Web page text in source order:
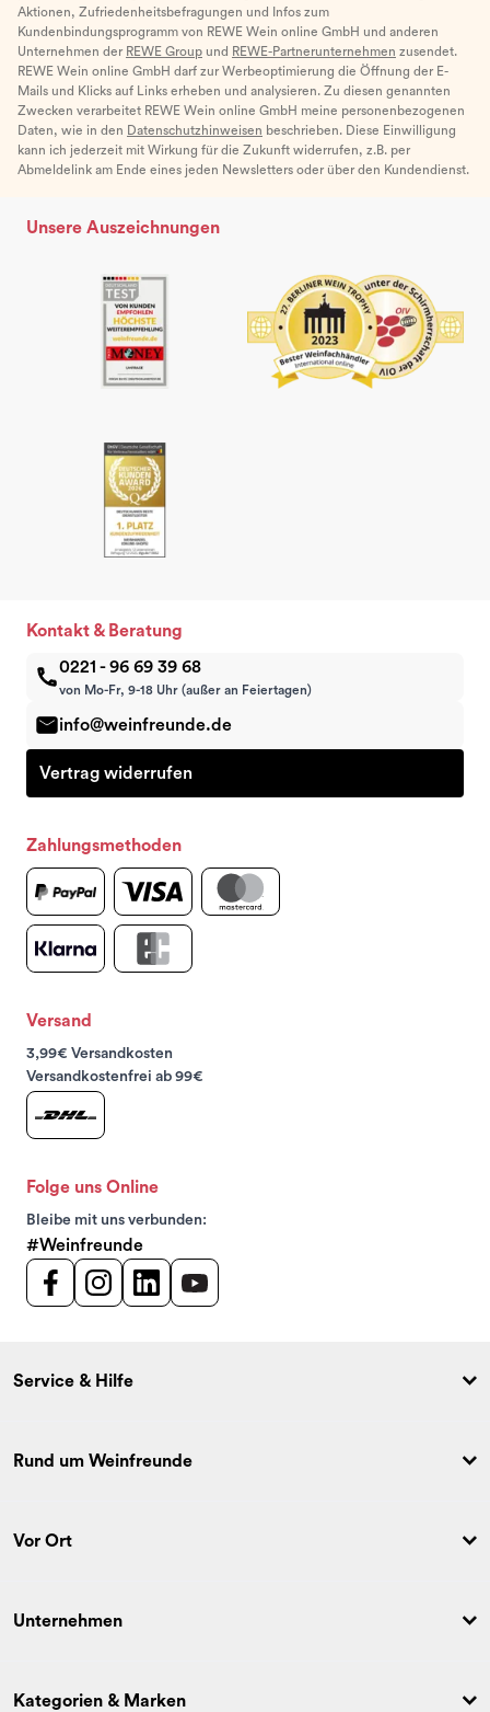
Aktionen, Zufriedenheitsbefragungen und Infos zum
Kundenbindungsprogramm von REWE Wein online GmbH und anderen
Unternehmen der REWE Group und REWE-Partnerunternehmen zusendet.
REWE Wein online GmbH darf zur Werbeoptimierung die Öffnung der E-
Mails und Klicks auf Links erheben und analysieren. Zu diesen genannten
Zwecken verarbeitet REWE Wein online GmbH meine personenbezogenen
Daten, wie in den Datenschutzhinweisen beschrieben. Diese Einwilligung
kann ich jederzeit mit Wirkung für die Zukunft widerrufen, z.B. per
Abmeldelink am Ende eines jeden Newsletters oder über den Kundendienst.
Unsere Auszeichnungen
Kontakt & Beratung
0221 - 96 69 39 68
von Mo-Fr, 9-18 Uhr (außer an Feiertagen)
info@weinfreunde.de
Vertrag widerrufen
Zahlungsmethoden
Versand
3,99€ Versandkosten
Versandkostenfrei ab 99€
Folge uns Online
Bleibe mit uns verbunden:
#Weinfreunde
Service & Hilfe
Rund um Weinfreunde
Vor Ort
Unternehmen
Kategorien & Marken